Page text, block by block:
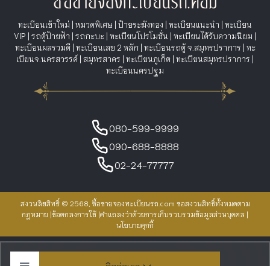
ทะเบียนเข้าใหม่ | หมวดพิเศษ | ป้ายระฆังทอง | ทะเบียนแนะนำ | ทะเบียน
VIP | รถตู้ป้ายฟ้า | รถกะบะ | ทะเบียนโปรโมชั่น | ทะเบียนได้รับความนิยม |
ทะเบียนผลรวมดี | ทะเบียนเลข 2 หลัก | ทะเบียนรถตู้ จ.สมุทรปราการ | ทะ
เบียนจ.นครสวรรค์ | สมุทรสาคร | ทะเบียนภูเก็ต | ทะเบียนสมุทรปราการ |
ทะเบียนนครปฐม
080-599-9999
090-688-8888
02-24-77777
สงวนลิขสิทธิ์ © 2568, ซื้อขายจองทะเบียนรถ.com ขอสงวนสิทธิ์ทั้งหมดตาม
กฎหมาย |ข้อตกลงการใช้ |คำแถลงว่าด้วยการเก็บรวบรวมข้อมูลส่วนบุคคล |
นโยบายคุกกี้